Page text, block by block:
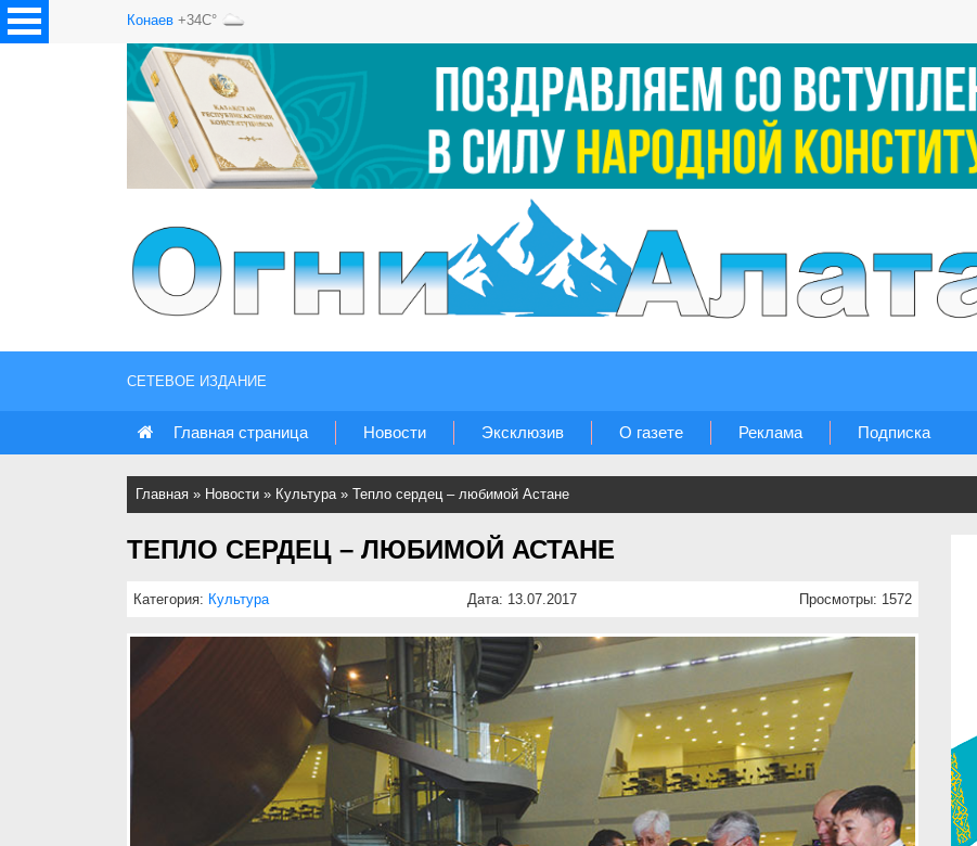
Конаев +34C°
СЕТЕВОЕ ИЗДАНИЕ
Главная страница Новости Эксклюзив О газете Реклама Подписка
Главная » Новости » Культура » Тепло сердец – любимой Астане
ТЕПЛО СЕРДЕЦ – ЛЮБИМОЙ АСТАНЕ
Категория: Культура Дата: 13.07.2017 Просмотры: 1572